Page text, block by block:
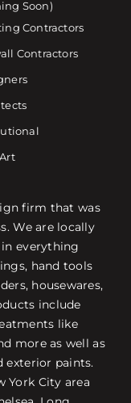
Soon)
Contractors
Contractors
firm that was
We are locally
in everything
hand tools
housewares,
include
like
more as well as
exterior paints.
York City area